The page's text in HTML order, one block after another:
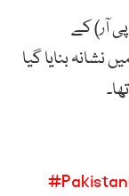
آر) کے
نشانہ بنایا گیا